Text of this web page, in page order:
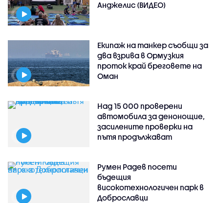
Анджелис (ВИДЕО)
Екипаж на танкер съобщи за
два взрива в Ормузкия
проток край бреговете на
Оман
Над 15 000 проверени
автомобила за денонощие,
засилените проверки на
пътя продължават
Румен Радев посети
бъдещия
високотехнологичен парк в
Доброславци